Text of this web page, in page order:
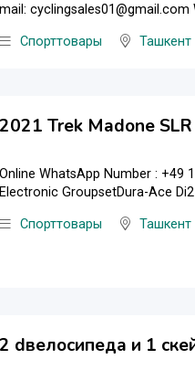
mail:
Спорттовары Ташкент
2021 Trek Madone
Online WhatsApp Number : +49
Electronic GroupsetDura-Ace
Спорттовары Ташкент
2 dвелосипеда и 1